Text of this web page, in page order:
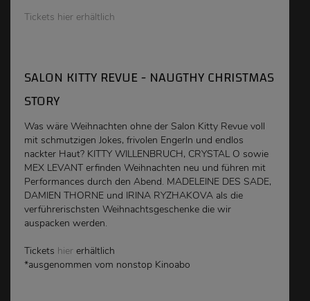
Tickets hier erhältlich
SALON KITTY REVUE - NAUGTHY CHRISTMAS
STORY
Was wäre Weihnachten ohne der Salon Kitty Revue voll
mit schmutzigen Jokes, frivolen Engerln und endlos
nackter Haut? KITTY WILLENBRUCH, CRYSTAL O sowie
MEX LEVANT erfinden Weihnachten neu und führen mit
Performances durch den Abend. MADELEINE DES SADE,
DAMIEN THORNE und IRINA RYZHAKOVA als die
verführerischsten Weihnachtsgeschenke die wir
auspacken werden.
Tickets hier erhältlich
*ausgenommen vom nonstop Kinoabo